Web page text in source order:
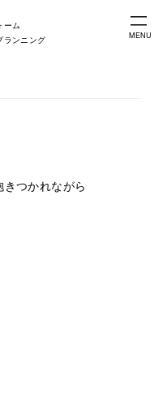
MENU
ーム
ランニング
つかれながら